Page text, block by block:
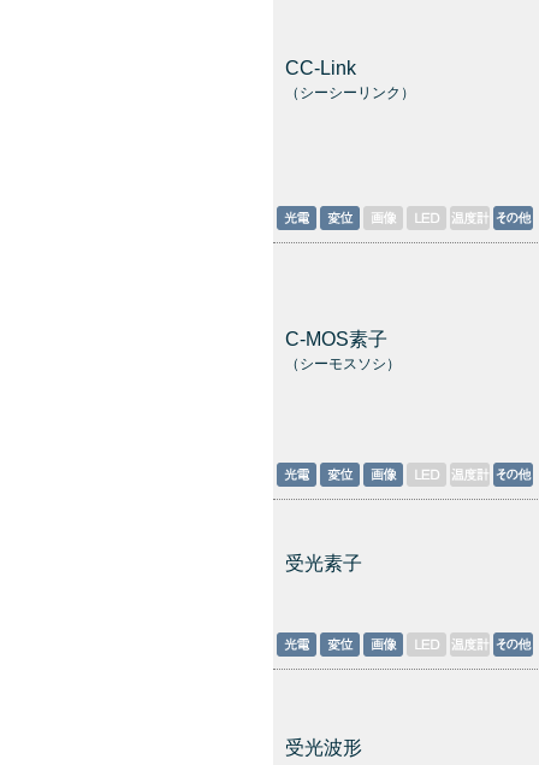
CC-Link
（シーシーリンク）
C-MOS素子
（シーモスソシ）
受光素子
受光波形